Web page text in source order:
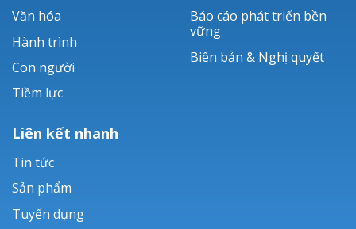
Văn hóa
Hành trình
Con người
Tiềm lực
Báo cáo phát triển bền
vững
Biên bản & Nghị quyết
Liên kết nhanh
Tin tức
Sản phẩm
Tuyển dụng